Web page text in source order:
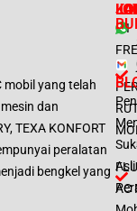
mobil yang telah
dan
TEXA KONFORT
peralatan
bengkel yang
ISI
AC